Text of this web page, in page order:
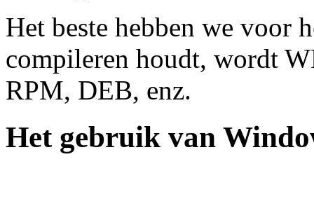
Het beste hebben we voor
compileren houdt, wordt
RPM, DEB, enz.
Het gebruik van